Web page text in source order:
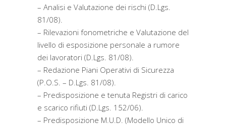
– Analisi e Valutazione dei rischi (D.Lgs.
81/08).
– Rilevazioni fonometriche e Valutazione del
livello di esposizione personale a rumore
dei lavoratori (D.Lgs. 81/08).
– Redazione Piani Operativi di Sicurezza
(P.O.S. – D.Lgs. 81/08).
– Predisposizione e tenuta Registri di carico
e scarico rifiuti (D.Lgs. 152/06).
– Predisposizione M.U.D. (Modello Unico di